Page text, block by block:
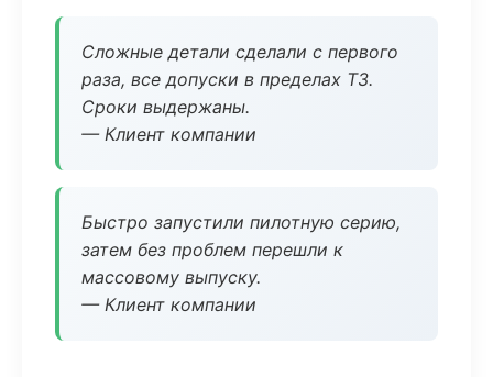
Сложные детали сделали с первого
раза, все допуски в пределах ТЗ.
Сроки выдержаны.
— Клиент компании
Быстро запустили пилотную серию,
затем без проблем перешли к
массовому выпуску.
— Клиент компании